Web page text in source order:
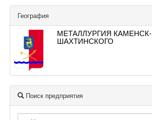
География
МЕТАЛЛУРГИЯ КАМЕНСК-
ШАХТИНСКОГО
Поиск предприятия